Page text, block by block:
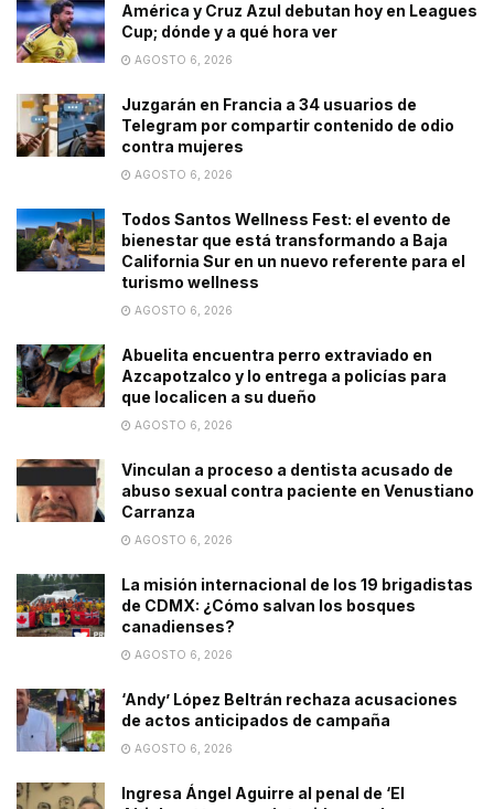
América y Cruz Azul debutan hoy en Leagues
Cup; dónde y a qué hora ver
AGOSTO 6, 2026
Juzgarán en Francia a 34 usuarios de
Telegram por compartir contenido de odio
contra mujeres
AGOSTO 6, 2026
Todos Santos Wellness Fest: el evento de
bienestar que está transformando a Baja
California Sur en un nuevo referente para el
turismo wellness
AGOSTO 6, 2026
Abuelita encuentra perro extraviado en
Azcapotzalco y lo entrega a policías para
que localicen a su dueño
AGOSTO 6, 2026
Vinculan a proceso a dentista acusado de
abuso sexual contra paciente en Venustiano
Carranza
AGOSTO 6, 2026
La misión internacional de los 19 brigadistas
de CDMX: ¿Cómo salvan los bosques
canadienses?
AGOSTO 6, 2026
‘Andy’ López Beltrán rechaza acusaciones
de actos anticipados de campaña
AGOSTO 6, 2026
Ingresa Ángel Aguirre al penal de ‘El